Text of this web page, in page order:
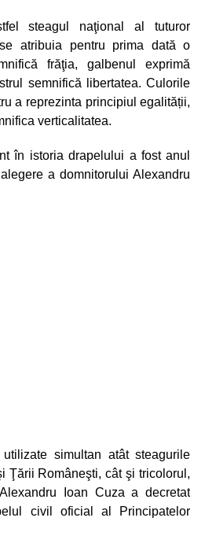
steagul naţional al tuturor
atribuia pentru prima dată o
frăţia, galbenul exprimă
semnifică libertatea. Culorile
a reprezinta principiul egalității,
verticalitatea.
în istoria drapelului a fost anul
a domnitorului Alexandru
simultan atât steagurile
Ţării Româneşti, cât şi tricolorul,
Ioan Cuza a decretat
civil oficial al Principatelor